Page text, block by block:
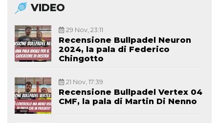
VIDEO
29 Nov, 23:11
Recensione Bullpadel Neuron
2024, la pala di Federico
Chingotto
21 Nov, 17:39
Recensione Bullpadel Vertex 04
CMF, la pala di Martin Di Nenno